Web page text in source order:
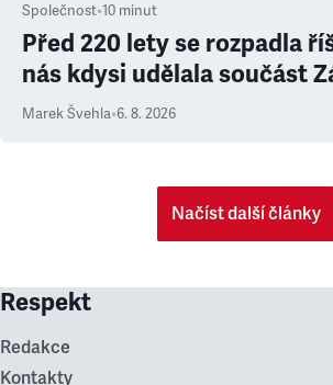
Společnost•10 minut
Před 220 lety se rozpadla
nás kdysi udělala součást
Marek Švehla•6. 8. 2026
Načíst další články
Respekt
Redakce
Kontakty